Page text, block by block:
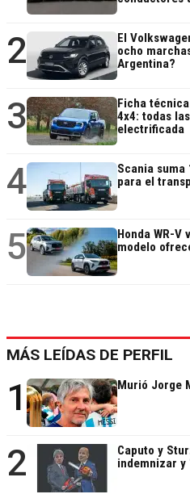
2
El
ocho
Argentina?
3
Ficha
4x4: todas
electrificada
4
Scania suma
para el
5
Honda WR-V
modelo
MÁS LEÍDAS DE PERFIL
1 Murió Jorge
2
Caputo y
indemnizar y